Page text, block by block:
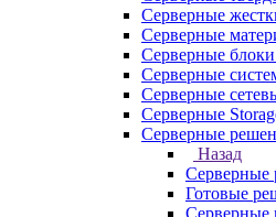
Серверные
Серверные
Серверные
Серверные
Серверные
Серверные
Серверные
Назад
Серверные
Готовые
Серверные